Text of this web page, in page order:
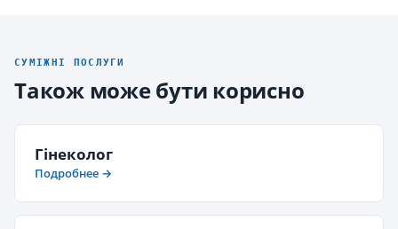
СУМІЖНІ ПОСЛУГИ
Також може бути корисно
Гінеколог
Подробнее →